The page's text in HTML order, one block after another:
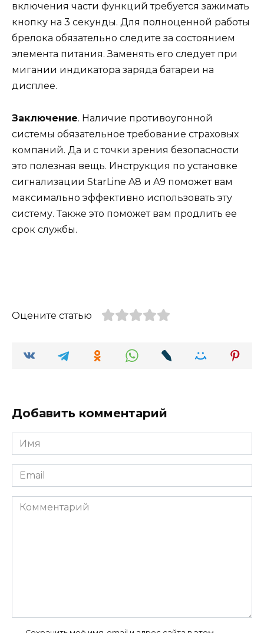
включения части функций требуется зажимать
кнопку на 3 секунды. Для полноценной работы
брелока обязательно следите за состоянием
элемента питания. Заменять его следует при
мигании индикатора заряда батареи на
дисплее.
Заключение. Наличие противоугонной
системы обязательное требование страховых
компаний. Да и с точки зрения безопасности
это полезная вещь. Инструкция по установке
сигнализации StarLine A8 и A9 поможет вам
максимально эффективно использовать эту
систему. Также это поможет вам продлить ее
срок службы.
Оцените статью
Добавить комментарий
Имя
Email
Комментарий